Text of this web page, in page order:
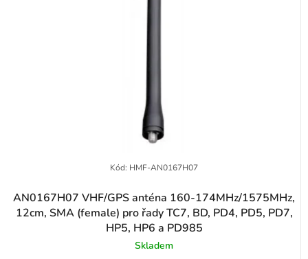
AN0167H07 VHF/GPS anténa 160-174MHz/1575MHz,
12cm, SMA (female) pro řady TC7, BD, PD4, PD5, PD7,
HP5, HP6 a PD985
Skladem
Kód: HMF-AN0167H07